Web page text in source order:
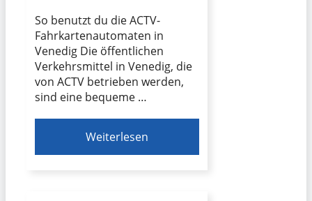
So benutzt du die ACTV-
Fahrkartenautomaten in
Venedig Die öffentlichen
Verkehrsmittel in Venedig, die
von ACTV betrieben werden,
sind eine bequeme …
Weiterlesen